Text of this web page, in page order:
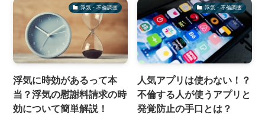
浮気・不倫調査
浮気に時効があるって本
当？浮気の慰謝料請求の時
効について簡単解説！
浮気・不倫調査
人気アプリは使わない！？
不倫する人が使うアプリと
発覚防止の手口とは？